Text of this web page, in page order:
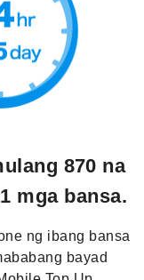
870 na
mga bansa.
ng ibang bansa
bayad